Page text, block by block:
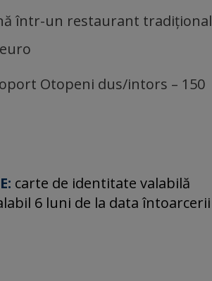
într-un restaurant tradițional
Otopeni dus/intors – 150
carte de identitate valabilă
6 luni de la data întoarcerii